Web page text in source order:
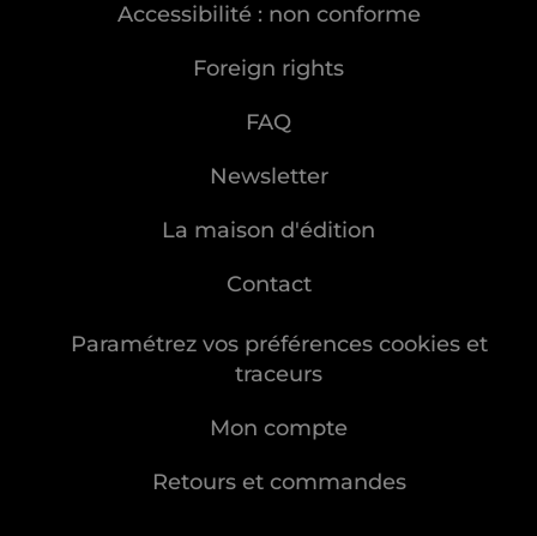
Accessibilité : non conforme
Foreign rights
FAQ
Newsletter
La maison d'édition
Contact
Paramétrez vos préférences cookies et
traceurs
Mon compte
Retours et commandes